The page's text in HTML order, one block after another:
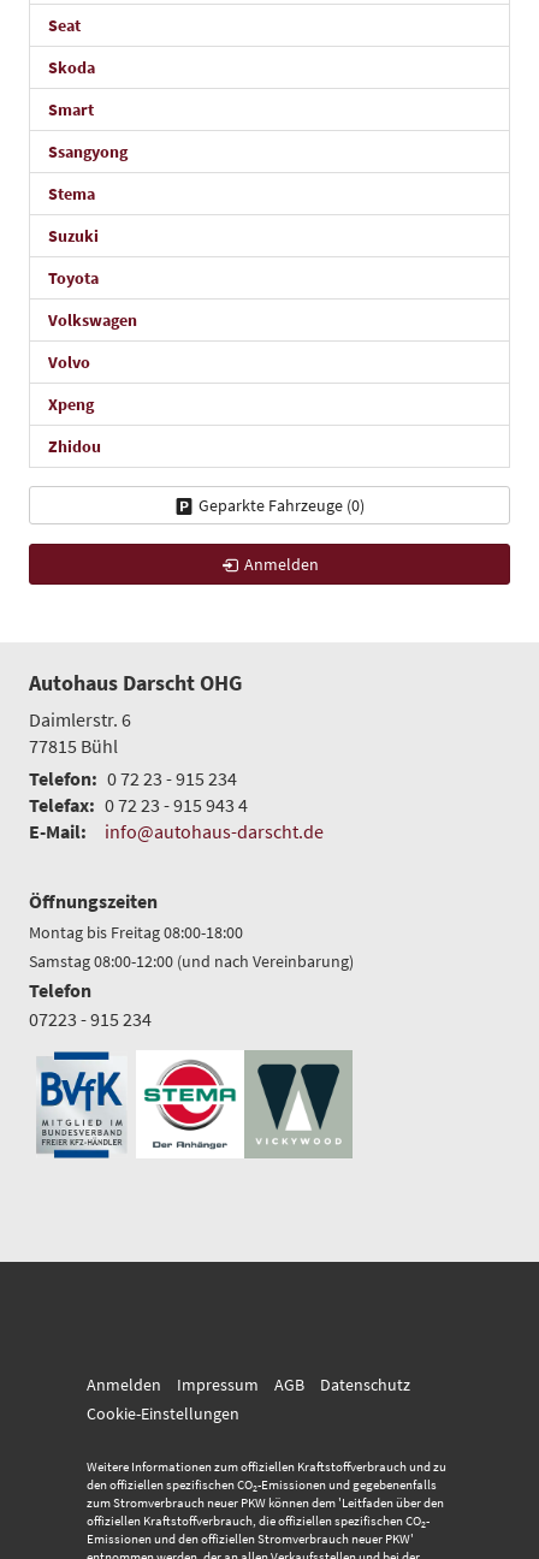
Seat
Skoda
Smart
Ssangyong
Stema
Suzuki
Toyota
Volkswagen
Volvo
Xpeng
Zhidou
Geparkte Fahrzeuge (0)
Anmelden
Autohaus Darscht OHG
Daimlerstr. 6
77815 Bühl
Telefon: 0 72 23 - 915 234
Telefax: 0 72 23 - 915 943 4
E-Mail:
info@autohaus-darscht.de
Öffnungszeiten
Montag bis Freitag 08:00-18:00
Samstag 08:00-12:00 (und nach Vereinbarung)
Telefon
07223 - 915 234
Anmelden Impressum AGB
Datenschutz
Cookie-Einstellungen
Weitere Informationen zum offiziellen Kraftstoffverbrauch und zu
den offiziellen spezifischen CO2-Emissionen und gegebenenfalls
zum Stromverbrauch neuer PKW können dem 'Leitfaden über den
offiziellen Kraftstoffverbrauch, die offiziellen spezifischen CO2-
Emissionen und den offiziellen Stromverbrauch neuer PKW'